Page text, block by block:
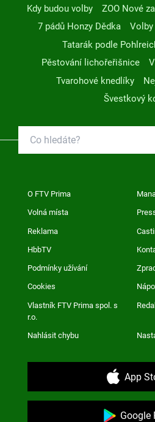
Kdy budou volby
ZOO Nové
7 pádů Honzy Dědka
Volby
Tatarák podle
Pěstování lichořeřišnice
Tvarohové knedlíky
Švestkový
O FTV Prima
Volná místa
Reklama
HbbTV
Podmínky užívání
Cookies
Vlastník FTV Prima spol. s
r.o.
Nahlásit chybu
App
Google